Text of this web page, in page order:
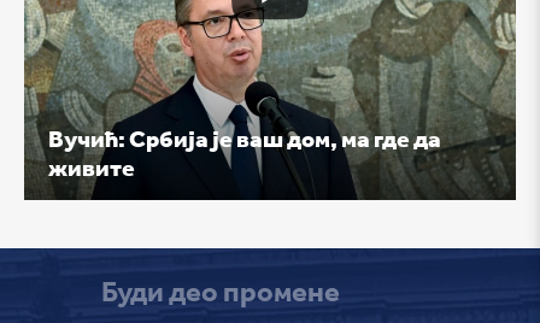
Вучић: Србија је ваш дом, ма где да
живите
Буди део промене